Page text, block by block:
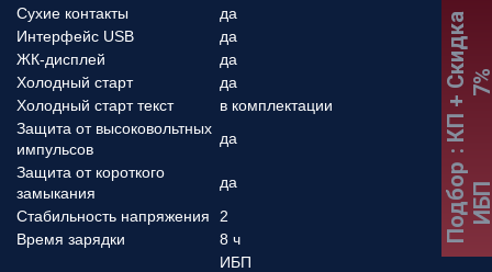
Сухие контакты
да
Интерфейс USB
да
ЖК-дисплей
да
Холодный старт
да
Холодный старт текст
в комплектации
Защита от высоковольтных
импульсов
да
Защита от короткого
замыкания
да
Стабильность напряжения
2
Время зарядки
8 ч
ИБП
Подбор
:
К
П
+
С
к
и
д
к
а
7